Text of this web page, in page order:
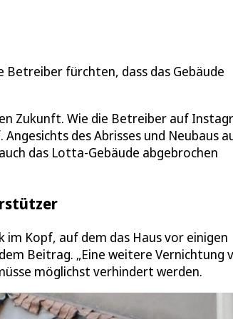
fürchten, dass das Gebäude
Zukunft. Wie die Betreiber auf
des Abrisses und Neubaus
das Lotta-Gebäude abgebrochen
im Kopf, auf dem das Haus vor einigen
Beitrag. „Eine weitere Vernichtung
möglichst verhindert werden.